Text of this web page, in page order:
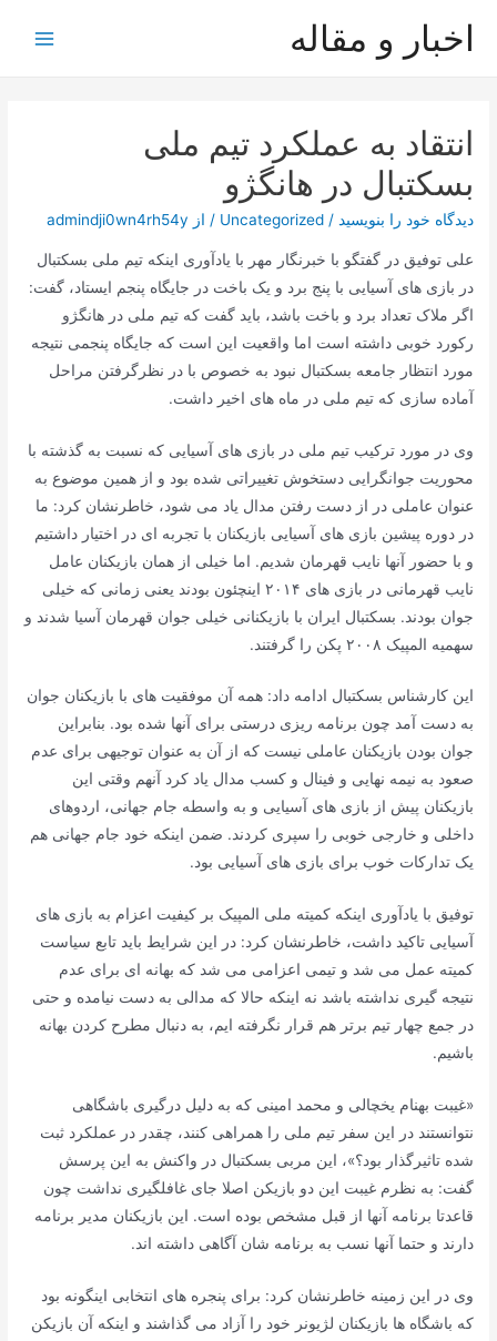
اخبار و مقاله
انتقاد به عملکرد تیم ملی
بسکتبال در هانگژو
دیدگاه‌ خود را بنویسید /
Uncategorized / از admindji0wn4rh54y
علی توفیق در گفتگو با خبرنگار مهر با یادآوری اینکه تیم ملی بسکتبال
در بازی های آسیایی با پنج برد و یک باخت در جایگاه پنجم ایستاد، گفت:
اگر ملاک تعداد برد و باخت باشد، باید گفت که تیم ملی در هانگژو
رکورد خوبی داشته است اما واقعیت این است که جایگاه پنجمی نتیجه
مورد انتظار جامعه بسکتبال نبود به خصوص با در نظرگرفتن مراحل
آماده سازی که تیم ملی در ماه های اخیر داشت.
وی در مورد ترکیب تیم ملی در بازی های آسیایی که نسبت به گذشته با
محوریت جوانگرایی دستخوش تغییراتی شده بود و از همین موضوع به
عنوان عاملی در از دست رفتن مدال یاد می شود، خاطرنشان کرد: ما
در دوره پیشین بازی های آسیایی بازیکنان با تجربه ای در اختیار داشتیم
و با حضور آنها نایب قهرمان شدیم. اما خیلی از همان بازیکنان عامل
نایب قهرمانی در بازی های ۲۰۱۴ اینچئون بودند یعنی زمانی که خیلی
جوان بودند. بسکتبال ایران با بازیکنانی خیلی جوان قهرمان آسیا شدند و
سهمیه المپیک ۲۰۰۸ پکن را گرفتند.
این کارشناس بسکتبال ادامه داد: همه آن موفقیت های با بازیکنان جوان
به دست آمد چون برنامه ریزی درستی برای آنها شده بود. بنابراین
جوان بودن بازیکنان عاملی نیست که از آن به عنوان توجیهی برای عدم
صعود به نیمه نهایی و فینال و کسب مدال یاد کرد آنهم وقتی این
بازیکنان پیش از بازی های آسیایی و به واسطه جام جهانی، اردوهای
داخلی و خارجی خوبی را سپری کردند. ضمن اینکه خود جام جهانی هم
یک تدارکات خوب برای بازی های آسیایی بود.
توفیق با یادآوری اینکه کمیته ملی المپیک بر کیفیت اعزام به بازی های
آسیایی تاکید داشت، خاطرنشان کرد: در این شرایط باید تابع سیاست
کمیته عمل می شد و تیمی اعزامی می شد که بهانه ای برای عدم
نتیجه گیری نداشته باشد نه اینکه حالا که مدالی به دست نیامده و حتی
در جمع چهار تیم برتر هم قرار نگرفته ایم، به دنبال مطرح کردن بهانه
باشیم.
«غیبت بهنام یخچالی و محمد امینی که به دلیل درگیری باشگاهی
نتوانستند در این سفر تیم ملی را همراهی کنند، چقدر در عملکرد ثبت
شده تاثیرگذار بود؟»، این مربی بسکتبال در واکنش به این پرسش
گفت: به نظرم غیبت این دو بازیکن اصلا جای غافلگیری نداشت چون
قاعدتا برنامه آنها از قبل مشخص بوده است. این بازیکنان مدیر برنامه
دارند و حتما آنها نسب به برنامه شان آگاهی داشته اند.
وی در این زمینه خاطرنشان کرد: برای پنجره های انتخابی اینگونه بود
که باشگاه ها بازیکنان لژیونر خود را آزاد می گذاشند و اینکه آن بازیکن